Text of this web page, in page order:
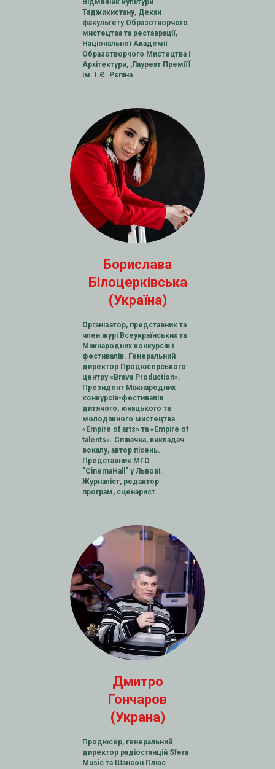
Відмінник культури
Таджикистану, Декан
факультету Образотворчого
мистецтва та реставрації,
Національної Академії
Образотворчого Мистецтва і
Архітектури, ,Лауреат ПреміїЇ
ім. І.Є. Рєпіна
Борислава
Білоцерківська
(Україна)
Організатор, представник та
член журі Всеукраїнських та
Міжнародних конкурсів і
фестивалів. Генеральний
директор Продюсерського
центру «Brava Production».
Президент Міжнародних
конкурсів-фестивалів
дитячого, юнацького та
молодіжного мистецтва
«Empire of arts» та «Empire of
talents». Співачка, викладач
вокалу, автор пісень.
Представник МГО
"CinemaHall" у Львові.
Журналіст, редактор
програм, сценарист.
Дмитро
Гончаров
(Украна)
Продюсер, генеральний
директор радіостанцій Sfera
Music та Шансон Плюс